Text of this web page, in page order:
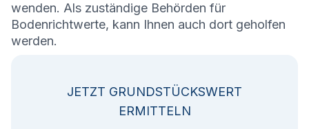
wenden. Als zuständige Behörden für
Bodenrichtwerte, kann Ihnen auch dort geholfen
werden.
JETZT GRUNDSTÜCKSWERT
ERMITTELN